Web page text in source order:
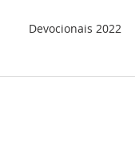
Devocionais 2022